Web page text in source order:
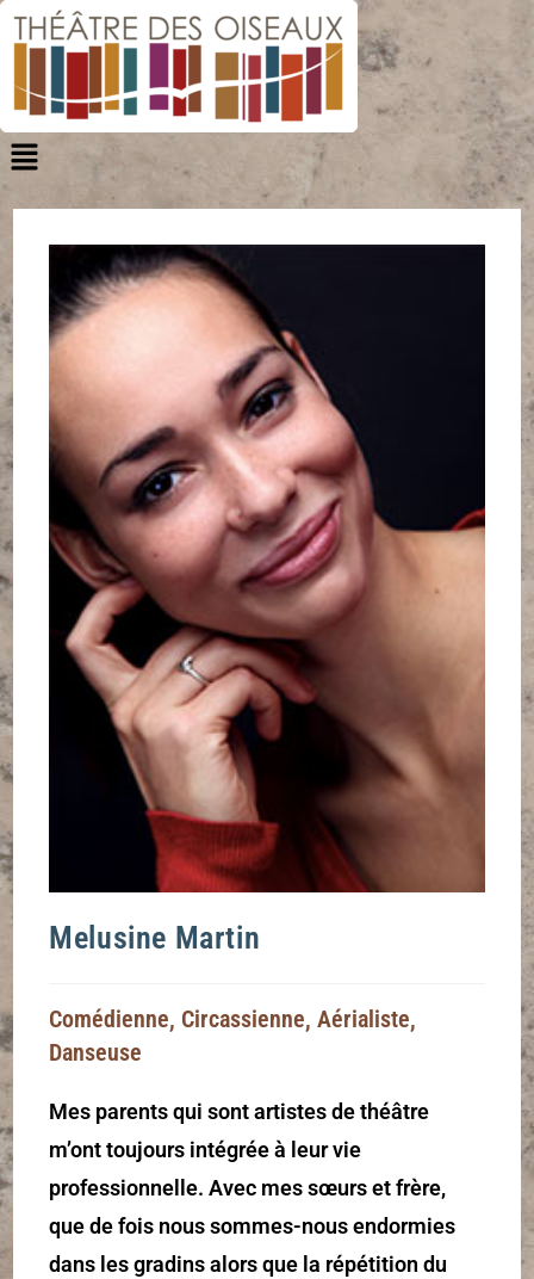
Melusine Martin
Comédienne, Circassienne, Aérialiste,
Danseuse
Mes parents qui sont artistes de théâtre
m’ont toujours intégrée à leur vie
professionnelle. Avec mes sœurs et frère,
que de fois nous sommes-nous endormies
dans les gradins alors que la répétition du